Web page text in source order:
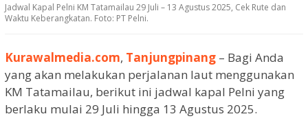
Jadwal Kapal Pelni KM Tatamailau 29 Juli – 13 Agustus 2025, Cek Rute dan
Waktu Keberangkatan. Foto: PT Pelni.
Kurawalmedia.com, Tanjungpinang – Bagi Anda
yang akan melakukan perjalanan laut menggunakan
KM Tatamailau, berikut ini jadwal kapal Pelni yang
berlaku mulai 29 Juli hingga 13 Agustus 2025.